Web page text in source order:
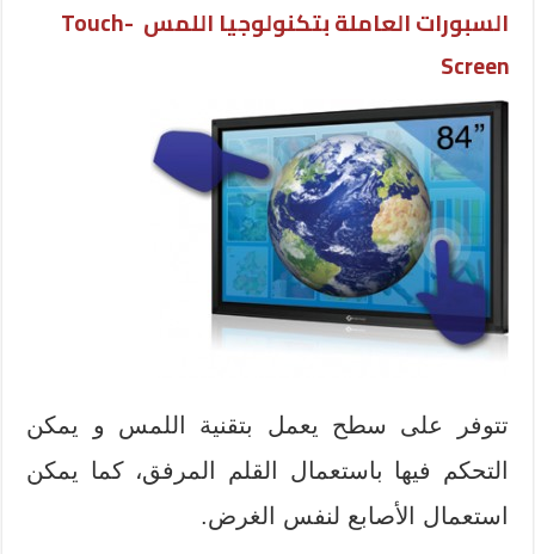
السبورات العاملة بتكنولوجيا اللمس Touch-
Screen
تتوفر على سطح يعمل بتقنية اللمس و يمكن
التحكم فيها باستعمال القلم المرفق، كما يمكن
استعمال الأصابع لنفس الغرض.